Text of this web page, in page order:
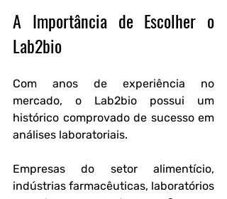
A Importância de Escolher o
Lab2bio
Com anos de experiência no
mercado, o Lab2bio possui um
histórico comprovado de sucesso em
análises laboratoriais.
Empresas do setor alimentício,
indústrias farmacêuticas, laboratórios